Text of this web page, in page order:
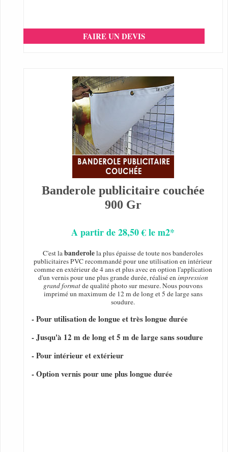
FAIRE UN DEVIS
Banderole publicitaire couchée
900 Gr
A partir de 28,50 € le m2*
C'est labanderolela plus épaisse de toute nos banderoles
publicitaires PVC recommandé pour une utilisation en intérieur
comme en extérieur de 4 ans et plus avec en option l'application
d'un vernis pour une plus grande durée, réalisé enimpression
grand formatde qualité photo sur mesure. Nous pouvons
imprimé un maximum de 12 m de long et 5 de large sans
soudure.
- Pour utilisation de longue et très longue durée
- Jusqu'à 12 m de long et 5 m de large sans soudure
- Pour intérieur et extérieur
- Option vernis pour une plus longue durée